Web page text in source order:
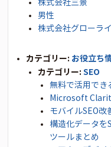
株式会社三景
男性
株式会社グローラ
カテゴリー: お役立ち
カテゴリー:SEO
無料で活用でき
Microsoft
モバイルSEO改
構造化データを
ツールまとめ